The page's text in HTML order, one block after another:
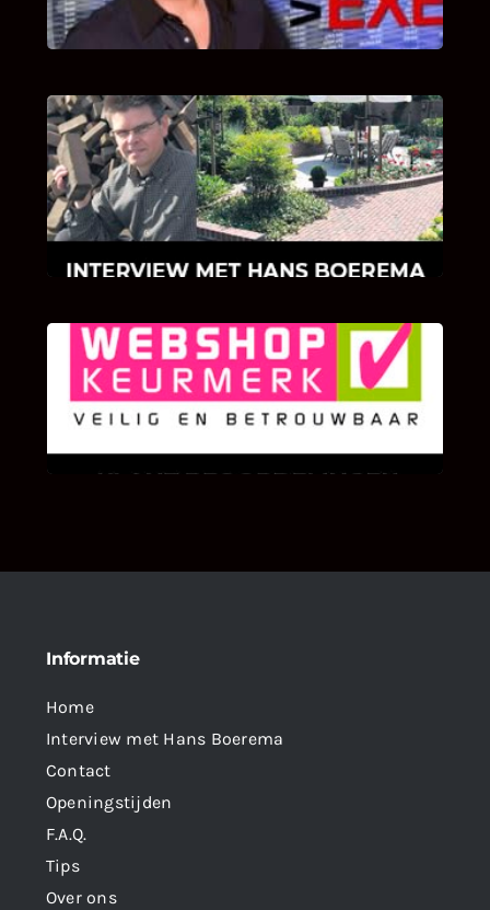
INTERVIEW MET HANS BOEREMA
Hoe Bricks and Stones ontstaan is en wat
Hans Boerema motiveert in de wereld van
klinkers en tegels!
KLANT BEOORDELINGEN
We zijn er zeer op gesteld om te weten wat u
als klant van ons en onze diensten vindt.
Informatie
Home
Interview met Hans Boerema
Contact
Openingstijden
F.A.Q.
Tips
Over ons